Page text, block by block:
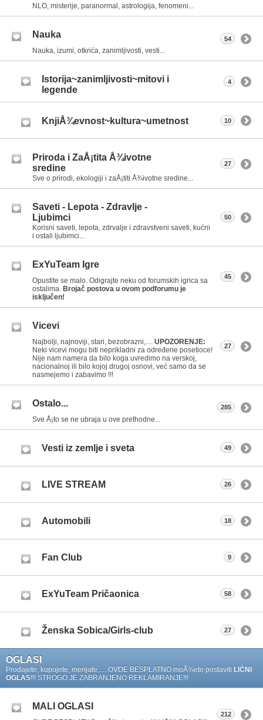
NLO, misterije, paranormal, astrologija, fenomeni...
Nauka
Nauka, izumi, otkrića, zanimljivosti, vesti...
54
Istorija~zanimljivosti~mitovi i
legende
4
KnjiÅ¾evnost~kultura~umetnost 10
Priroda i ZaÅ¡tita Å¾ivotne
sredine
Sve o prirodi, ekologiji i zaÅ¡titi Å¾ivotne sredine...
27
Saveti - Lepota - Zdravlje -
Ljubimci
Korisni saveti, lepota, zdrvalje i zdravstveni saveti, kućni
i ostali ljubimci...
50
ExYuTeam Igre
Opustite se malo. Odigrajte neku od forumskih igrica sa
ostalima. Brojač postova u ovom podforumu je
isključen!
45
Vicevi
Najbolji, najnoviji, stari, bezobrazni,.... UPOZORENJE:
Neki vicevi mogu biti neprikladni za određene posetioce!
Nije nam namera da bilo koga uvredimo na verskoj,
nacionalnoj ili bilo kojoj drugoj osnovi, već samo da se
nasmejemo i zabavimo !!!
27
Ostalo...
Sve Å¡to se ne ubraja u ove prethodne...
285
Vesti iz zemlje i sveta 49
LIVE STREAM 26
Automobili 18
Fan Club 9
ExYuTeam Pričaonica 58
Ženska Sobica/Girls-club 27
OGLASI
Prodajete, kupujete, menjate,.... OVDE BESPLATNO moÅ¾ete postaviti LIČNI
OGLAS!!! STROGO JE ZABRANJENO REKLAMIRANJE!!!
MALI OGLASI
212